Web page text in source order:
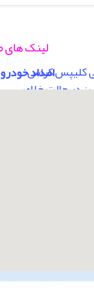
کلیپس کراس
در حالت خلاص
آمپر
بالا
لینک های
امداد